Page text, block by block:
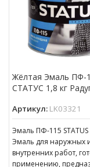
Жёлтая Эмаль ПФ-
СТАТУС 1,8 кг
Артикул: LK03321
Эмаль ПФ-115
Эмаль для наружных
внутренних работ,
применению,